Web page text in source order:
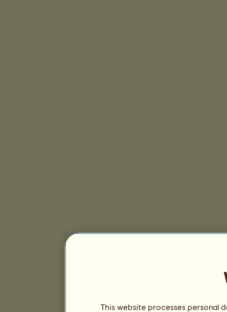
This website processes personal